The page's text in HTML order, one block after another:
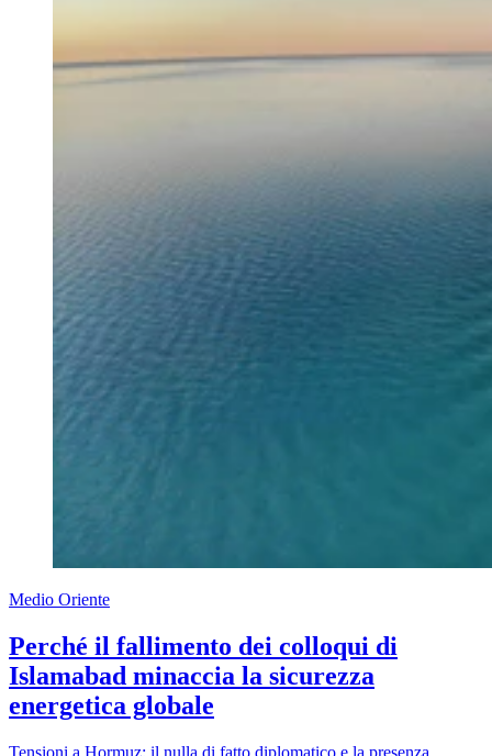
Medio Oriente
Perché il fallimento dei colloqui di
Islamabad minaccia la sicurezza
energetica globale
Tensioni a Hormuz: il nulla di fatto diplomatico e la presenza